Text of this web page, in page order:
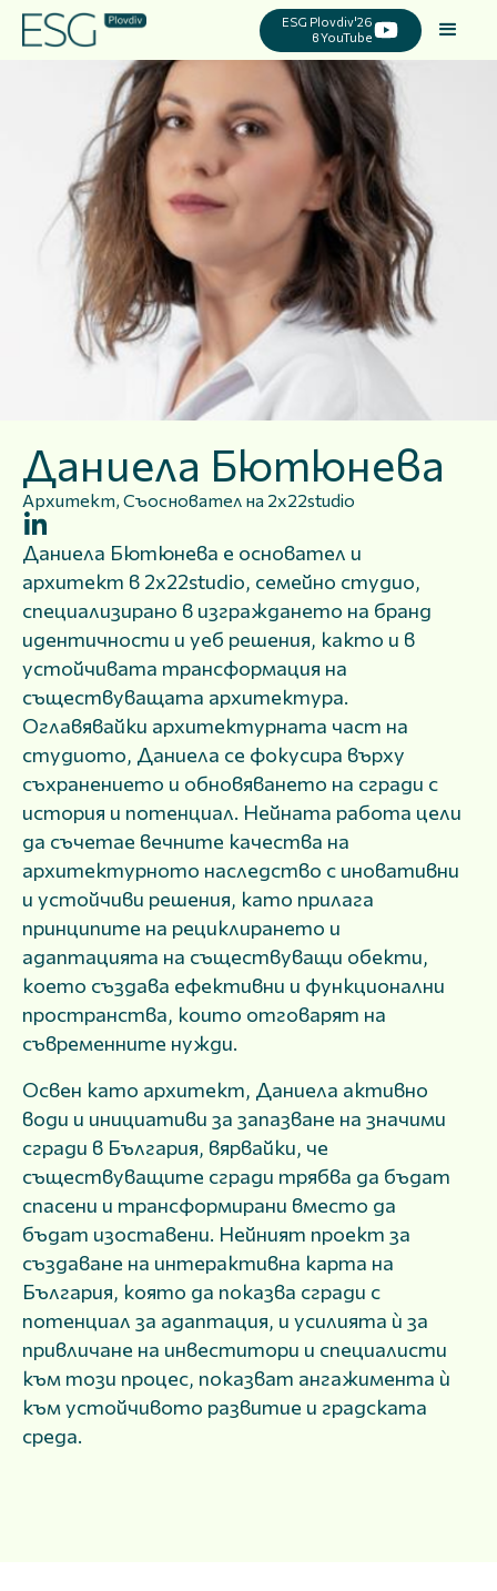
ESG Plovdiv'26
в YouTube
Даниела Бютюнева
Архитект, Съосновател на 2x22studio
Даниела Бютюнева е основател и
архитект в 2x22studio, семейно студио,
специализирано в изграждането на бранд
идентичности и уеб решения, както и в
устойчивата трансформация на
съществуващата архитектура.
Оглавявайки архитектурната част на
студиото, Даниела се фокусира върху
съхранението и обновяването на сгради с
история и потенциал. Нейната работа цели
да съчетае вечните качества на
архитектурното наследство с иновативни
и устойчиви решения, като прилага
принципите на рециклирането и
адаптацията на съществуващи обекти,
което създава ефективни и функционални
пространства, които отговарят на
съвременните нужди.
Освен като архитект, Даниела активно
води и инициативи за запазване на значими
сгради в България, вярвайки, че
съществуващите сгради трябва да бъдат
спасени и трансформирани вместо да
бъдат изоставени. Нейният проект за
създаване на интерактивна карта на
България, която да показва сгради с
потенциал за адаптация, и усилията ѝ за
привличане на инвеститори и специалисти
към този процес, показват ангажимента ѝ
към устойчивото развитие и градската
среда.